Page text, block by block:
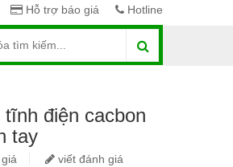
Hỗ trợ báo giá Hotline
điện cacbon
tay
viết đánh giá